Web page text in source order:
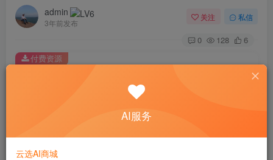
admin
3年前发布
关注 私信
0 128 6
此内容为付费资源，请付费后查看
99 ￥199
黄金会员免费 钻石会员免费
付费资源
AI服务
云选AI商城